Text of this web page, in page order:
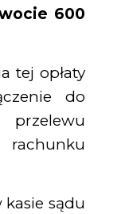
600
tej opłaty
do
kasie sądu